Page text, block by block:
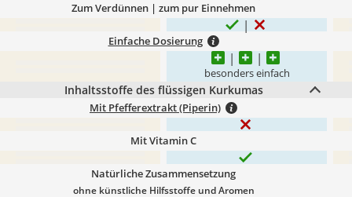
Zum Verdünnen | zum pur Einnehmen
Einfache Dosierung
besonders einfach
Inhaltsstoffe des flüssigen Kurkumas
Mit Pfefferextrakt (Piperin)
Mit Vitamin C
Natürliche Zusammensetzung
ohne künstliche Hilfsstoffe und Aromen